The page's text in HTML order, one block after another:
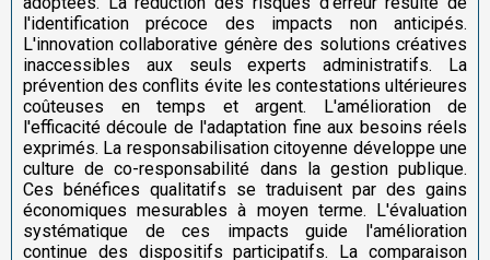
l'identification précoce des impacts non anticipés.
L'innovation collaborative génère des solutions créatives
inaccessibles aux seuls experts administratifs. La
prévention des conflits évite les contestations ultérieures
coûteuses en temps et argent. L'amélioration de
l'efficacité découle de l'adaptation fine aux besoins réels
exprimés. La responsabilisation citoyenne développe une
culture de co-responsabilité dans la gestion publique.
Ces bénéfices qualitatifs se traduisent par des gains
économiques mesurables à moyen terme. L'évaluation
systématique de ces impacts guide l'amélioration
continue des dispositifs participatifs. La comparaison